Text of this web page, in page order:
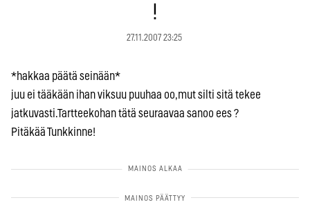
!
27.11.2007 23:25
*hakkaa päätä seinään*
juu ei tääkään ihan viksuu puuhaa oo,mut silti sitä tekee
jatkuvasti.Tartteekohan tätä seuraavaa sanoo ees ?
Pitäkää Tunkkinne!